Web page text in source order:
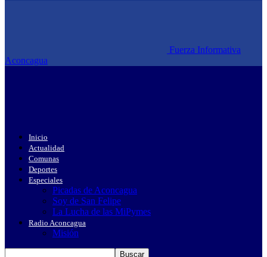
Fuerza Informativa
Aconcagua
Inicio
Actualidad
Comunas
Deportes
Especiales
Picadas de Aconcagua
Soy de San Felipe
La Lucha de las MiPymes
Radio Aconcagua
Misión